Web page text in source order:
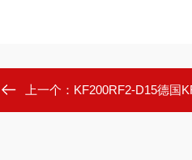
上一个： KF200RF2-D15德国